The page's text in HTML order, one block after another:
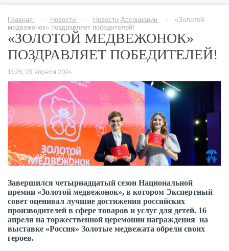
Главная Новости Новости Ассоциации
«Золотой
медвежонок» поздравляет победителей!
«ЗОЛОТОЙ МЕДВЕЖОНОК»
ПОЗДРАВЛЯЕТ ПОБЕДИТЕЛЕЙ!
15:26, 23 апреля 2024
1395 0
Завершился четырнадцатый сезон Национальной
премии «Золотой медвежонок», в котором Экспертный
совет оценивал лучшие достижения российских
производителей в сфере товаров и услуг для детей. 16
апреля на торжественной церемонии награждения на
выставке «Россия» Золотые медвежата обрели своих
героев.